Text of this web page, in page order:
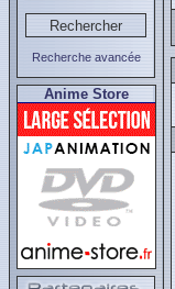
Recherche avancée
Anime Store